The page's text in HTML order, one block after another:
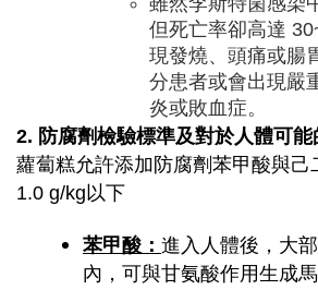
但死亡率卻高達
現發燒、頭痛或腸
分患者或會出現嚴
炎或敗血症。
2. 防腐劑檢驗標準及對於人體可
蘿蔔糕允許添加防腐劑苯甲酸與己
1.0 g/kg以下
苯甲酸： 進入人體後，大
內，可與甘氨酸作用生成